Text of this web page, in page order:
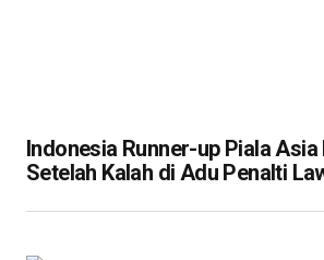
Indonesia Runner-up Piala Asia
Setelah Kalah di Adu Penalti